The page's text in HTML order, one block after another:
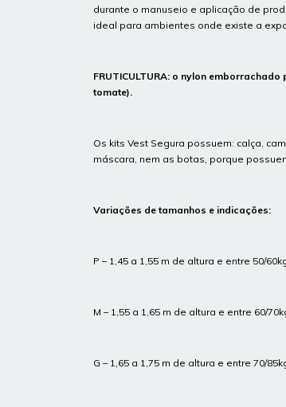
durante o manuseio e aplicação de
ideal para ambientes onde existe a
FRUTICULTURA: o nylon
tomate).
Os kits Vest Segura possuem: calça,
máscara, nem as botas, porque
Variações de tamanhos e indicações:
P – 1,45 a 1,55 m de altura e entre 50/
M – 1,55 a 1,65 m de altura e entre 60/
G – 1,65 a 1,75 m de altura e entre 70/